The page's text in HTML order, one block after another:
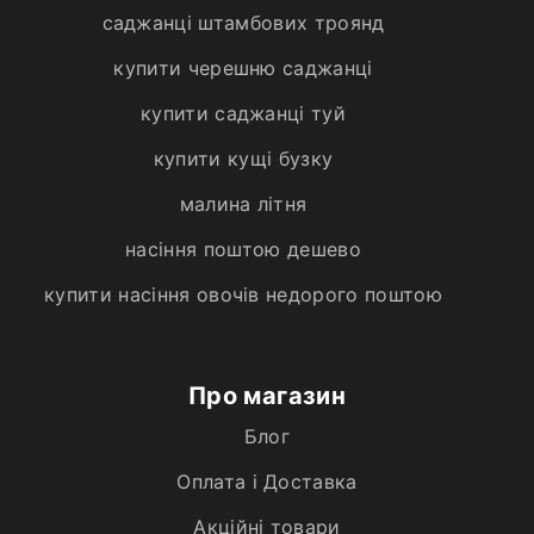
саджанці штамбових троянд
купити черешню саджанці
купити саджанці туй
купити кущі бузку
малина літня
насіння поштою дешево
купити насіння овочів недорого поштою
Про магазин
Блог
Оплата і Доставка
Акційні товари